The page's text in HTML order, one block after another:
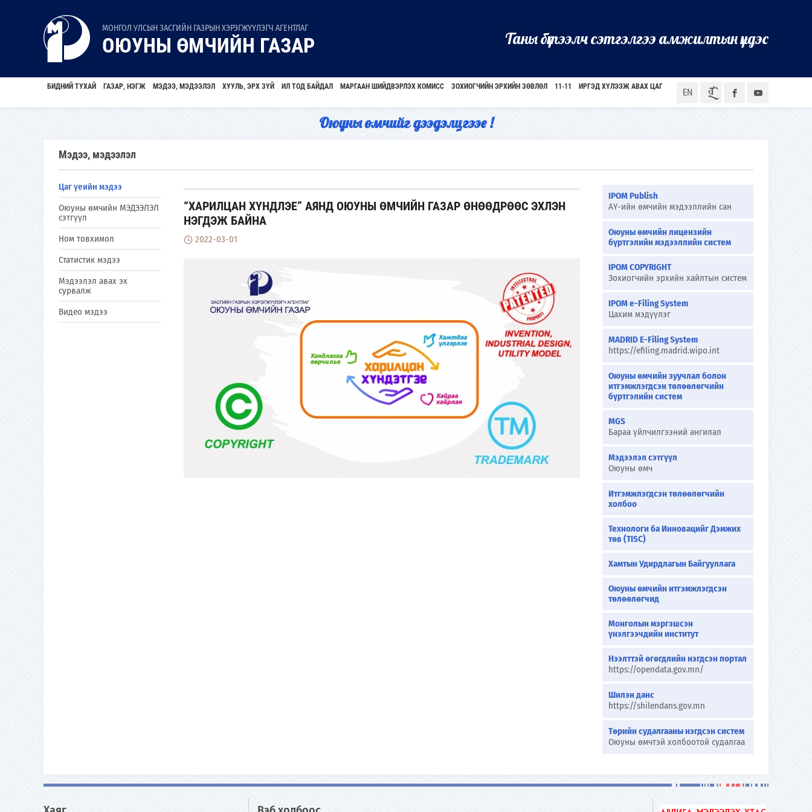
МОНГОЛ УЛСЫН ЗАСГИЙН ГАЗРЫН ХЭРЭГЖҮҮЛЭГЧ АГЕНТЛАГ
ОЮУНЫ ӨМЧИЙН ГАЗАР Таны бүтээлч сэтгэлгээ амжилтын үндэс
EN ᠮᠣᠨ
БИДНИЙ ТУХАЙ ГАЗАР, НЭГЖ МЭДЭЭ, МЭДЭЭЛЭЛ ХУУЛЬ, ЭРХ ЗҮЙ ИЛ ТОД БАЙДАЛ МАРГААН ШИЙДВЭРЛЭХ КОМИСС ЗОХИОГЧИЙН ЭРХИЙН ЗӨВЛӨЛ 11-11 ИРГЭД ХҮЛЭЭЖ АВАХ ЦАГ
Оюуны өмчийг дээдэлцгээе !
Мэдээ, мэдээлэл
Цаг үеийн мэдээ
Оюуны өмчийн МЭДЭЭЛЭЛ
сэтгүүл
Ном товхимол
Статистик мэдээ
Мэдээлэл авах эх
сурвалж
Видео мэдээ
“ХАРИЛЦАН ХҮНДЛЭЕ” АЯНД ОЮУНЫ ӨМЧИЙН ГАЗАР ӨНӨӨДРӨӨС ЭХЛЭН
НЭГДЭЖ БАЙНА
2022-03-01
IPOM Publish
АҮ-ийн өмчийн мэдээллийн сан
Оюуны өмчийн лицензийн
бүртгэлийн мэдээллийн систем
IPOM COPYRIGHT
Зохиогчийн эрхийн хайлтын систем
IPOM e-Filing System
Цахим мэдүүлэг
MADRID E-Filing System
https://efiling.madrid.wipo.int
Оюуны өмчийн зуучлал болон
итгэмжлэгдсэн төлөөлөгчийн
бүртгэлийн систем
MGS
Бараа үйлчилгээний ангилал
Мэдээлэл сэтгүүл
Оюуны өмч
Итгэмжлэгдсэн төлөөлөгчийн
холбоо
Технологи ба Инновацийг Дэмжих
төв (TISC)
Хамтын Удирдлагын Байгууллага
Оюуны өмчийн итгэмжлэгдсэн
төлөөлөгчид
Монголын мэргэшсэн
үнэлгээчдийн институт
Нээлттэй өгөгдлийн нэгдсэн портал
https://opendata.gov.mn/
Шилэн данс
https://shilendans.gov.mn
Төрийн судалгааны нэгдсэн систем
Оюуны өмчтэй холбоотой судалгаа